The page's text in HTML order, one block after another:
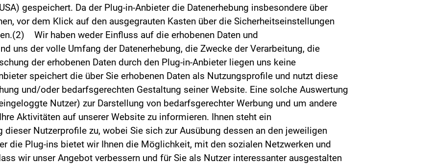
gespeichert. Da der Plug-in-Anbieter die Datenerhebung insbesondere über
vor dem Klick auf den ausgegrauten Kasten über die Sicherheitseinstellungen
Wir haben weder Einfluss auf die erhobenen Daten und
uns der volle Umfang der Datenerhebung, die Zwecke der Verarbeitung, die
der erhobenen Daten durch den Plug-in-Anbieter liegen uns keine
speichert die über Sie erhobenen Daten als Nutzungsprofile und nutzt diese
und/oder bedarfsgerechten Gestaltung seiner Website. Eine solche Auswertung
Nutzer) zur Darstellung von bedarfsgerechter Werbung und um andere
Aktivitäten auf unserer Website zu informieren. Ihnen steht ein
Nutzerprofile zu, wobei Sie sich zur Ausübung dessen an den jeweiligen
die Plug-ins bietet wir Ihnen die Möglichkeit, mit den sozialen Netzwerken und
wir unser Angebot verbessern und für Sie als Nutzer interessanter ausgestalten